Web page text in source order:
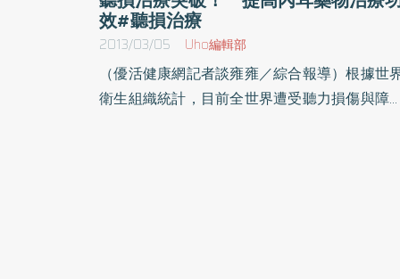
效#聽損治療
2013/03/05 Uho編輯部
（優活健康網記者談雍雍／綜合報導）根據世
衛生組織統計，目前全世界遭受聽力損傷與障礙